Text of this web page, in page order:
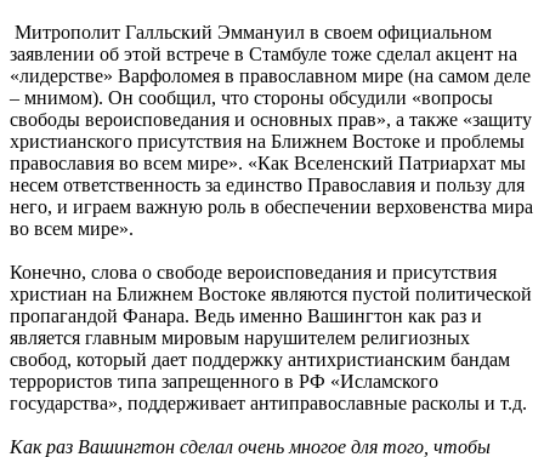
Митрополит Галльский Эммануил в своем официальном
заявлении об этой встрече в Стамбуле тоже сделал акцент на
«лидерстве» Варфоломея в православном мире (на самом деле
– мнимом). Он сообщил, что стороны обсудили «вопросы
свободы вероисповедания и основных прав», а также «защиту
христианского присутствия на Ближнем Востоке и проблемы
православия во всем мире». «Как Вселенский Патриархат мы
несем ответственность за единство Православия и пользу для
него, и играем важную роль в обеспечении верховенства мира
во всем мире».
Конечно, слова о свободе вероисповедания и присутствия
христиан на Ближнем Востоке являются пустой политической
пропагандой Фанара. Ведь именно Вашингтон как раз и
является главным мировым нарушителем религиозных
свобод, который дает поддержку антихристианским бандам
террористов типа запрещенного в РФ «Исламского
государства», поддерживает антиправославные расколы и т.д.
Как раз Вашингтон сделал очень многое для того, чтобы